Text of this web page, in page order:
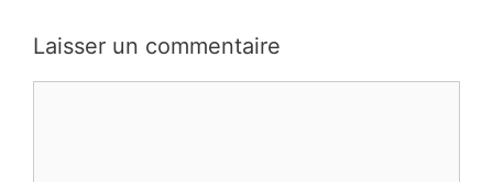
Laisser un commentaire